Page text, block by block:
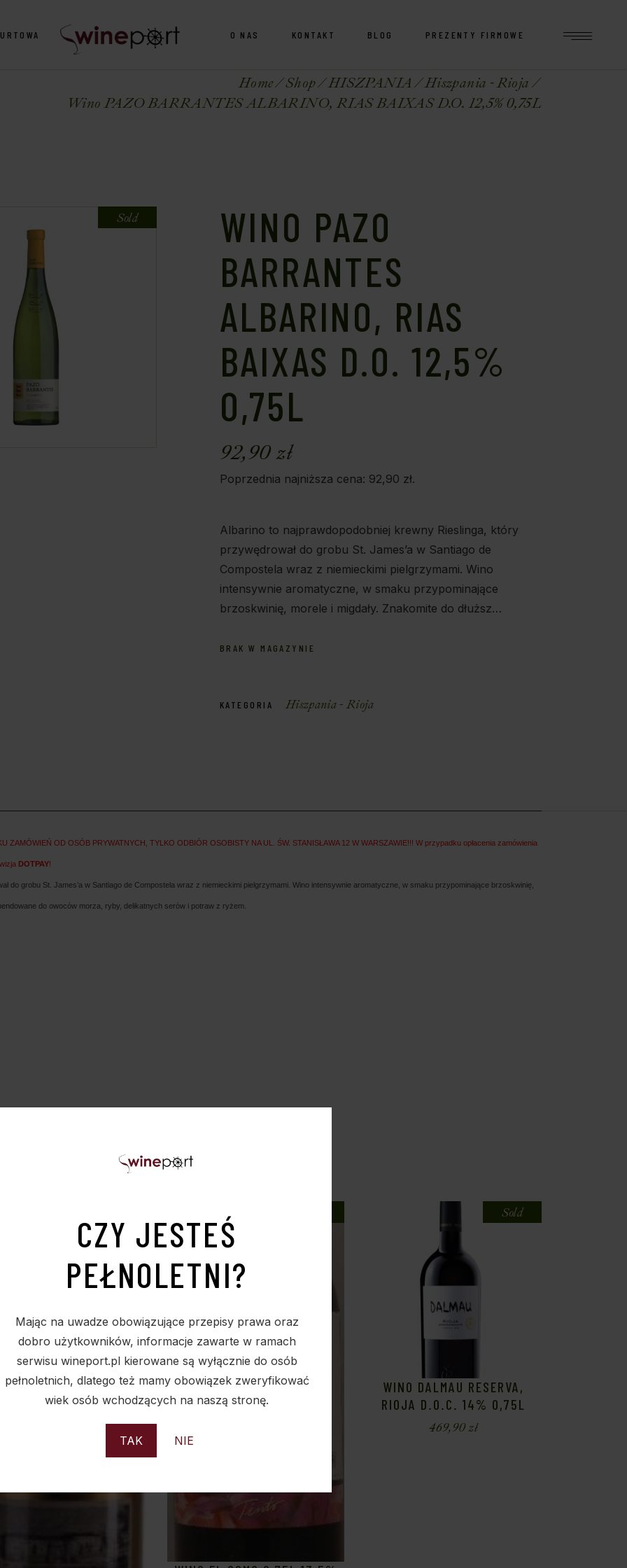
CZY JESTEŚ
PEŁNOLETNI?
Mając na uwadze obowiązujące przepisy prawa oraz
dobro użytkowników, informacje zawarte w ramach
serwisu wineport.pl kierowane są wyłącznie do osób
pełnoletnich, dlatego też mamy obowiązek zweryfikować
wiek osób wchodzących na naszą stronę.
TAK NIE
O NAS KONTAKT BLOG PREZENTY FIRMOWE
Home Shop HISZPANIA
Hiszpania - Rioja
Wino PAZO BARRANTES ALBARINO, RIAS BAIXAS D.O. 12,5% 0,75L
Sold
WINO PAZO
BARRANTES
ALBARINO, RIAS
BAIXAS D.O. 12,5%
0,75L
92,90zł
Poprzednia najniższa cena: 92,90 zł.
Albarino to najprawdopodobniej krewny Rieslinga, który
przywędrował do grobu St. James’a w Santiago de
Compostela wraz z niemieckimi pielgrzymami. Wino
intensywnie aromatyczne, w smaku przypominające
brzoskwinię, morele i migdały. Znakomite do dłuższ…
BRAK W MAGAZYNIE
KATEGORIA Hiszpania - Rioja
ZAMÓWIEŃ OD OSÓB PRYWATNYCH, TYLKO ODBIÓR OSOBISTY NA UL. ŚW. STANISŁAWA 12 W WARSZAWIE!!! W przypadku opłacenia zamówienia
DOTPAY!
do grobu St. James’a w Santiago de Compostela wraz z niemieckimi pielgrzymami. Wino intensywnie aromatyczne, w smaku przypominające brzoskwinię,
do owoców morza, ryby, delikatnych serów i potraw z ryżem.
Sold
WINO DALMAU RESERVA,
RIOJA D.O.C. 14% 0,75L
469,90zł